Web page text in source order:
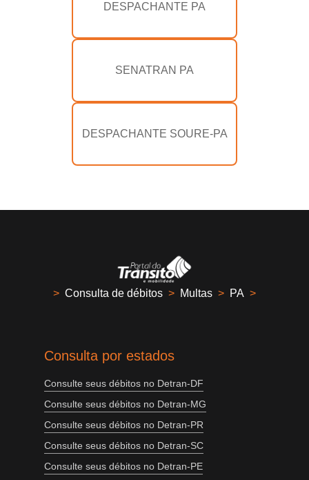
DESPACHANTE PA
SENATRAN PA
DESPACHANTE SOURE-PA
> Consulta de débitos > Multas > PA >
Consulta por estados
Consulte seus débitos no Detran-DF
Consulte seus débitos no Detran-MG
Consulte seus débitos no Detran-PR
Consulte seus débitos no Detran-SC
Consulte seus débitos no Detran-PE